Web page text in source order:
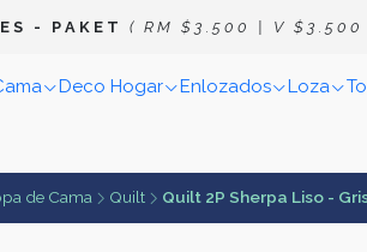
Deco Hogar Enlozados Loza
S - P A K E T ( R M $ 3 . 5 0 0 | V $ 3 . 5 0
de Cama Quilt Quilt 2P Sherpa Liso -